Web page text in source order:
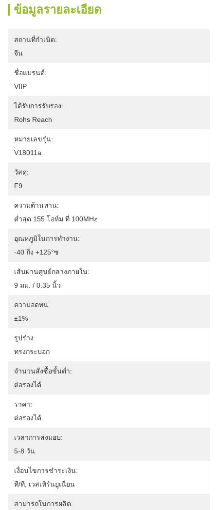
ข้อมูลรายละเอียด
สถานที่กำเนิด:
จีน
ชื่อแบรนด์:
VIIP
ได้รับการรับรอง:
Rohs Reach
หมายเลขรุ่น:
V18011a
วัสดุ:
F9
ความต้านทาน:
ต่ำสุด 155 โอห์ม ที่ 100MHz
อุณหภูมิในการทำงาน:
-40 ถึง +125°ซ
เส้นผ่านศูนย์กลางภายใน:
9 มม. / 0.35 นิ้ว
ความอดทน:
±1%
รูปร่าง:
ทรงกระบอก
จำนวนสั่งซื้อขั้นต่ำ:
ต่อรองได้
ราคา:
ต่อรองได้
เวลาการส่งมอบ:
5-8 วัน
เงื่อนไขการชำระเงิน:
ที/ที, เวสเทิร์นยูเนี่ยน
สามารถในการผลิต: